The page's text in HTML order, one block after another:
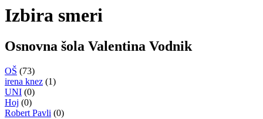
Izbira smeri
Osnovna šola Valentina Vodnik
OŠ (73)
irena knez (1)
UNI (0)
Hoj (0)
Robert Pavli (0)